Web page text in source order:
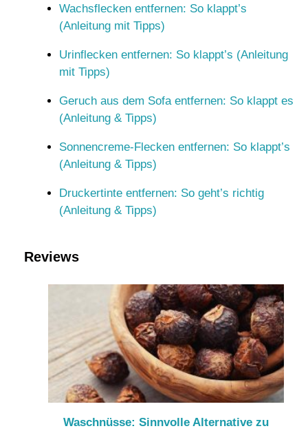
Wachsflecken entfernen: So klappt’s
(Anleitung mit Tipps)
Urinflecken entfernen: So klappt’s (Anleitung
mit Tipps)
Geruch aus dem Sofa entfernen: So klappt es
(Anleitung & Tipps)
Sonnencreme-Flecken entfernen: So klappt’s
(Anleitung & Tipps)
Druckertinte entfernen: So geht’s richtig
(Anleitung & Tipps)
Reviews
Waschnüsse: Sinnvolle Alternative zu